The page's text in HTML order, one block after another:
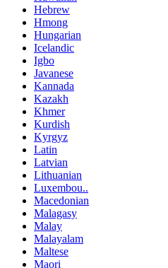
Hebrew
Hmong
Hungarian
Icelandic
Igbo
Javanese
Kannada
Kazakh
Khmer
Kurdish
Kyrgyz
Latin
Latvian
Lithuanian
Luxembou..
Macedonian
Malagasy
Malay
Malayalam
Maltese
Maori